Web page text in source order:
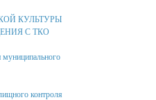
и иные документы
организаций
приема граждан
КУЛЬТУРЫ
С ТКО
муниципального
контроля